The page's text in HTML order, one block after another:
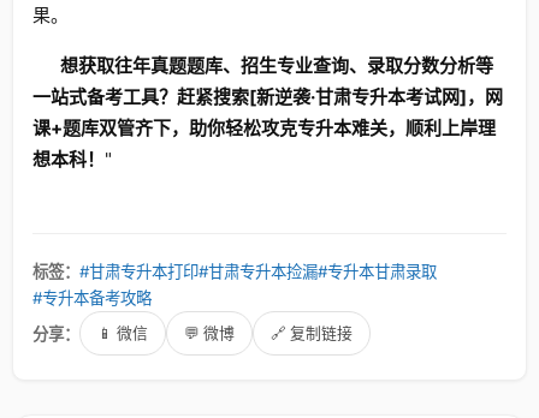
果。
想获取往年真题题库、招生专业查询、录取分数分析等
一站式备考工具？赶紧搜索[新逆袭·甘肃专升本考试网]，网
课+题库双管齐下，助你轻松攻克专升本难关，顺利上岸理
想本科！ "
标签： #甘肃专升本打印#甘肃专升本捡漏#专升本甘肃录取
#专升本备考攻略
分享：
📱 微信 💬 微博 🔗 复制链接